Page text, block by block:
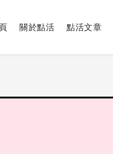
關於點活 點活文章